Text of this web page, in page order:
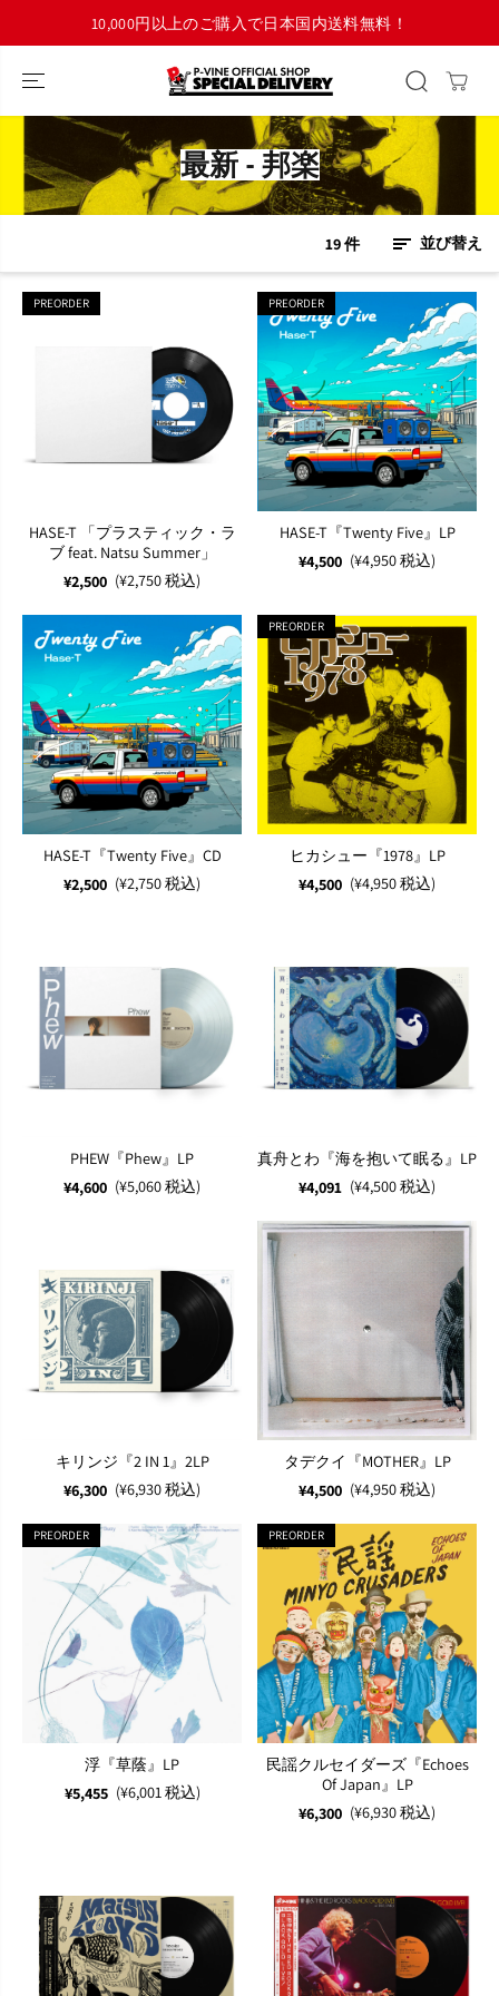
コンテンツにス
キップ10,000円以上のご購入で日本国内送料無料！
最新 - 邦楽
19 件 並び替え
PREORDER
HASE-T 「プラスティック・ラ
ブ feat. Natsu Summer」
¥2,500 (¥2,750 税込)
PREORDER
HASE-T『Twenty Five』LP
¥4,500 (¥4,950 税込)
HASE-T『Twenty Five』CD
¥2,500 (¥2,750 税込)
PREORDER
ヒカシュー『1978』LP
¥4,500 (¥4,950 税込)
PHEW『Phew』LP
¥4,600 (¥5,060 税込)
真舟とわ『海を抱いて眠る』LP
¥4,091 (¥4,500 税込)
キリンジ『2 IN 1』2LP
¥6,300 (¥6,930 税込)
タデクイ『MOTHER』LP
¥4,500 (¥4,950 税込)
PREORDER
浮『草蔭』LP
¥5,455 (¥6,001 税込)
PREORDER
民謡クルセイダーズ『Echoes
Of Japan』LP
¥6,300 (¥6,930 税込)